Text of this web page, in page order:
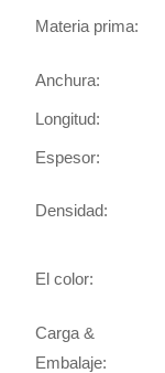
Materia prima:
Anchura:
Longitud:
Espesor:
Densidad:
El color:
Carga &
Embalaje: